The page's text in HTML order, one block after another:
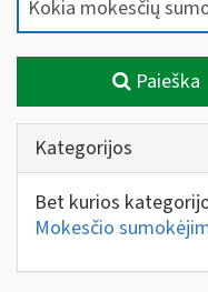
Paieška
Kategorijos
Bet kurios
Mokesčio